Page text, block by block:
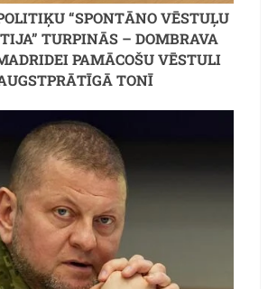
“SPONTĀNO VĒSTUĻU
TURPINĀS – DOMBRAVA
PAMĀCOŠU VĒSTULI
TONĪ